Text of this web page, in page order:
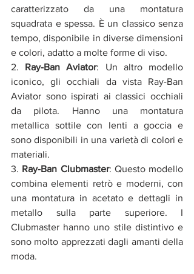
caratterizzato da una montatura
squadrata e spessa. È un classico senza
tempo, disponibile in diverse dimensioni
e colori, adatto a molte forme di viso.
2. Ray-Ban Aviator: Un altro modello
iconico, gli occhiali da vista Ray-Ban
Aviator sono ispirati ai classici occhiali
da pilota. Hanno una montatura
metallica sottile con lenti a goccia e
sono disponibili in una varietà di colori e
materiali.
3. Ray-Ban Clubmaster: Questo modello
combina elementi retrò e moderni, con
una montatura in acetato e dettagli in
metallo sulla parte superiore. I
Clubmaster hanno uno stile distintivo e
sono molto apprezzati dagli amanti della
moda.